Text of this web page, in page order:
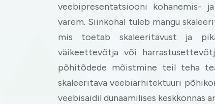
veebipresentatsiooni kohanemis-
varem. Siinkohal tuleb mängu
mis toetab skaleeritavust ja
väikeettevõtja või
põhitõdede mõistmine teil teha
skaleeritava veebiarhitektuuri
veebisaidil dünaamilises keskkonnas